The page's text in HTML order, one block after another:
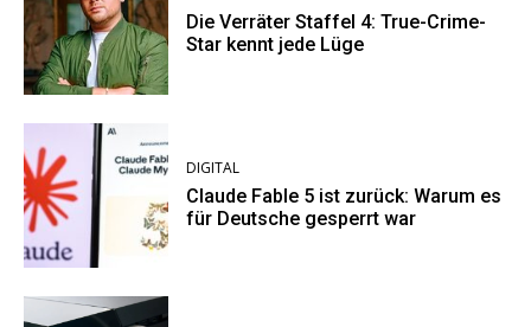
Die Verräter Staffel 4: True-Crime-
Star kennt jede Lüge
DIGITAL
Claude Fable 5 ist zurück: Warum es
für Deutsche gesperrt war